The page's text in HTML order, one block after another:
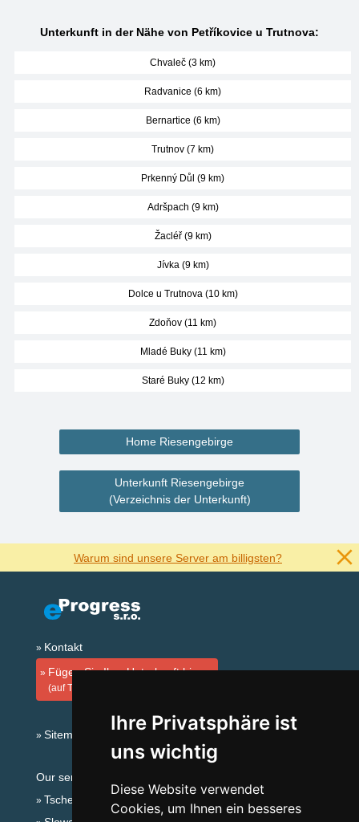
Ihre Privatsphäre ist
uns wichtig
Diese Website verwendet
Cookies, um Ihnen ein besseres
Unterkunft in der Nähe von Petříkovice u Trutnova:
Chvaleč (3 km)
Radvanice (6 km)
Bernartice (6 km)
Trutnov (7 km)
Prkenný Důl (9 km)
Adršpach (9 km)
Žacléř (9 km)
Jívka (9 km)
Dolce u Trutnova (10 km)
Zdoňov (11 km)
Mladé Buky (11 km)
Staré Buky (12 km)
Home Riesengebirge
Unterkunft Riesengebirge
(Verzeichnis der Unterkunft)
Warum sind unsere Server am billigsten?
Kontakt
Fügen Sie Ihre Unterkunft hinzu
(auf Tschechisch)
Sitemap
Our servers:
Tschechische Gebirge